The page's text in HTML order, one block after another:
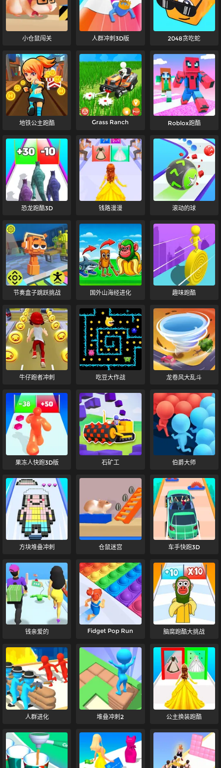
小仓鼠闯关 人群冲刺3D版 2048贪吃蛇
地铁公主跑酷 Grass Ranch Roblox跑酷
恐龙跑酷3D 钱路漫漫 滚动的球
节奏盒子跳跃挑战 国外山海经进化 趣味跑酷
牛仔跑者冲刺 吃豆大作战 龙卷风大乱斗
果冻人快跑3D版 石矿工 伯爵大师
方块堆叠冲刺 仓鼠迷宫 车手快跑3D
钱亲爱的 Fidget Pop Run 脑腐跑酷大挑战
人群进化 堆叠冲刺2 公主换装跑酷